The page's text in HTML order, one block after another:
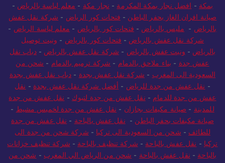
بمكة - افضل نجار بمكة المكرمة - نجار مكة - معلم لياسة بالرياض -
صيانة افران الغاز بحفر الباطن - فتحات كور الرياض - شركة نقل عفش
بالرياض - مليس بالرياض - فتحات كور بالرياض - معلم لياسة الرياض -
شركة نقل عفش بالرياض - فتحات كور بالرياض - ونيت توصيل
بالرياض - ونيت عفش بالرياض - شركة نقل عفش بالرياض -دباب نقل
عفش جدة - بناء ملاحق بالدمام - شركة ترميم بالدمام - شحن من
السعودية الى المغرب - شركة نقل عفش بجدة - دباب نقل عفش بجدة
- نقل عفش من جدة للرياض - أفضل شركة نقل عفش بجدة - نقل
عفش من جدة للدمام - نقل عفش من جدة لتبوك - نقل عفش من جدة
للمدينة - صيانة مكيفات بجازان - نقل عفش من جدة لخميس مشيط -
صيانة مكيفات بحفر الباطن - نقل عفش بالباحة - نقل عفش من جدة
للطائف - شحن من السعودية الى تركيا - شركة شحن من جدة الى
تركيا - نقل عفش بالباحة - شركة تنظيف بالباحة - شركة تنظيف خزانات
بالباحة - نقل عفش بالباحة - شحن من الرياض الي المغرب - شحن من